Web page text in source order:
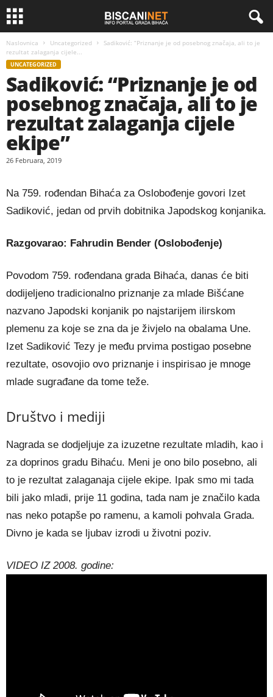
Naslovnica Uncategorized
Sadiković: “Priznanje je od posebnog značaja, ali to je
rezultat zalaganja cijele...
UNCATEGORIZED
Sadiković: “Priznanje je od
posebnog značaja, ali to je
rezultat zalaganja cijele
ekipe”
26 Februara, 2019
Na 759. rođendan Bihaća za Oslobođenje govori Izet
Sadiković, jedan od prvih dobitnika Japodskog konjanika.
Razgovarao: Fahrudin Bender (Oslobođenje)
Povodom 759. rođendana grada Bihaća, danas će biti
dodijeljeno tradicionalno priznanje za mlade Bišćane
nazvano Japodski konjanik po najstarijem ilirskom
plemenu za koje se zna da je živjelo na obalama Une.
Izet Sadiković Tezy je među prvima postigao posebne
rezultate, osovojio ovo priznanje i inspirisao je mnoge
mlade sugrađane da tome teže.
Društvo i mediji
Nagrada se dodjeljuje za izuzetne rezultate mladih, kao i
za doprinos gradu Bihaću. Meni je ono bilo posebno, ali
to je rezultat zalaganaja cijele ekipe. Ipak smo mi tada
bili jako mladi, prije 11 godina, tada nam je značilo kada
nas neko potapše po ramenu, a kamoli pohvala Grada.
Divno je kada se ljubav izrodi u životni poziv.
VIDEO IZ 2008. godine: